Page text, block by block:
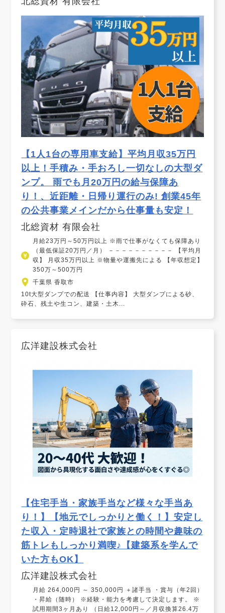
【1人1台の専用車支給】平均月収35万円
以上！手積み・手おろし一切なしの大型ダ
ンプ。 雨でも月20万円の給与保障あ
り！、近距離・日帰り運行のみ! 創業45年
の公共事業メインだから仕事量も安定！
北総資材 有限会社
月給23万円～50万円以上 ※雨で仕事がなくても保障あり
（最低保証20万円／月） －－－－－－－－－－ 【平均月
収】 月収35万円以上 ※物量や運搬先による 【年収想定】
350万～500万円
千葉県 香取市
10t大型ダンプでの配送 【仕事内容】 大型ダンプによる砂、
砕石、残土や生コン、建築・土木...
広洋建設株式会社
【住宅手当・家族手当など様々な手当あ
り！】【地元でしっかりと働く！】安定し
た収入・定時退社で家族との時間や趣味の
筋トレもしっかり満喫♪【建築系を学んで
いた方もOK】
広洋建設株式会社
月給 264,000円 ～ 350,000円 ＋諸手当 ・賞与（年2回）
・昇給（随時） ※経験・能力を考慮して決定します。 ※
試用期間3ヶ月あり （日給12,000円～／月収換算26.4万